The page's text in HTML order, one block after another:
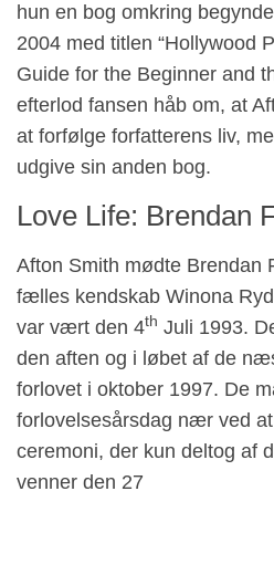
hun en bog omkring
2004 med titlen “Hollywood
Guide for the Beginner and
efterlod fansen håb om, at
at forfølge forfatterens liv,
udgive sin anden bog.
Love Life: Brendan
Afton Smith mødte Brendan
fælles kendskab Winona
var vært den 4th Juli 1993.
den aften og i løbet af de
forlovet i oktober 1997. De
forlovelsesårsdag nær ved
ceremoni, der kun deltog af
venner den 27